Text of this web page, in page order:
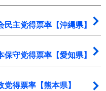
主党得票率【沖縄県】
守党得票率【愛知県】
得票率【熊本県】